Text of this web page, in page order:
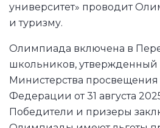
университет» проводит
и туризму.
Олимпиада включена в
школьников, утвержденный
Министерства
Федерации от 31 августа
Победители и призеры